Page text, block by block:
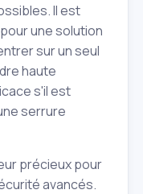
Il est
une solution
sur un seul
haute
s'il est
serrure
précieux pour
avancés.